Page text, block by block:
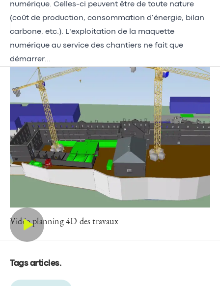
numérique. Celles-ci peuvent être de toute nature
(coût de production, consommation d’énergie, bilan
carbone, etc.). L’exploitation de la maquette
numérique au service des chantiers ne fait que
démarrer…
Vidéo planning 4D des travaux
Tags articles.